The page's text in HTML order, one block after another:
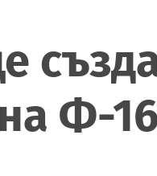
Ф-